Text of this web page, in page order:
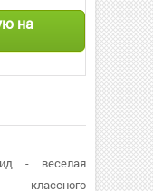
на
- веселая